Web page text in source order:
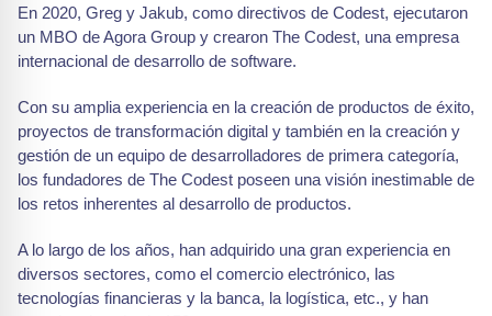
En 2020, Greg y Jakub, como directivos de Codest, ejecutaron
un MBO de Agora Group y crearon The Codest, una empresa
internacional de desarrollo de software.
Con su amplia experiencia en la creación de productos de éxito,
proyectos de transformación digital y también en la creación y
gestión de un equipo de desarrolladores de primera categoría,
los fundadores de The Codest poseen una visión inestimable de
los retos inherentes al desarrollo de productos.
A lo largo de los años, han adquirido una gran experiencia en
diversos sectores, como el comercio electrónico, las
tecnologías financieras y la banca, la logística, etc., y han